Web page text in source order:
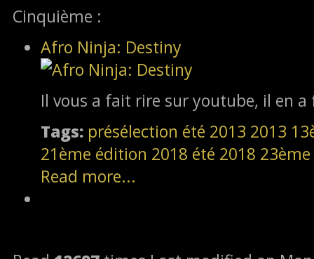
Cinquième :
Afro Ninja: Destiny
Il vous a fait rire sur youtube, il en
Tags: présélection été 2013 2013
21ème édition 2018 été 2018
Read more...